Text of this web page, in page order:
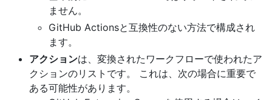
ません。
GitHub Actionsと互換性のない方法で構成され
ます。
アクションは、変換されたワークフローで使われたア
クションのリストです。 これは、次の場合に重要で
ある可能性があります。